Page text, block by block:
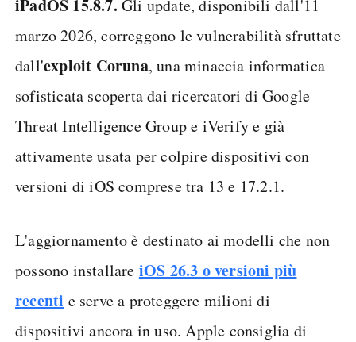
iPadOS 15.8.7. Gli update, disponibili dall'11
marzo 2026, correggono le vulnerabilità sfruttate
dall'exploit Coruna, una minaccia informatica
sofisticata scoperta dai ricercatori di Google
Threat Intelligence Group e iVerify e già
attivamente usata per colpire dispositivi con
versioni di iOS comprese tra 13 e 17.2.1.
L'aggiornamento è destinato ai modelli che non
possono installare iOS 26.3 o versioni più
recenti e serve a proteggere milioni di
dispositivi ancora in uso. Apple consiglia di